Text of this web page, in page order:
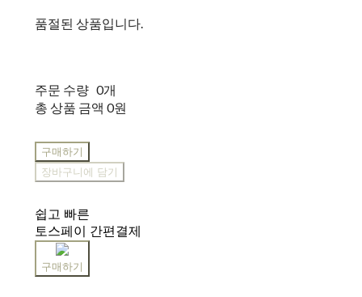
품절된 상품입니다.
주문 수량 0개
총 상품 금액 0원
구매하기
장바구니에 담기
쉽고 빠른
토스페이 간편결제
구매하기